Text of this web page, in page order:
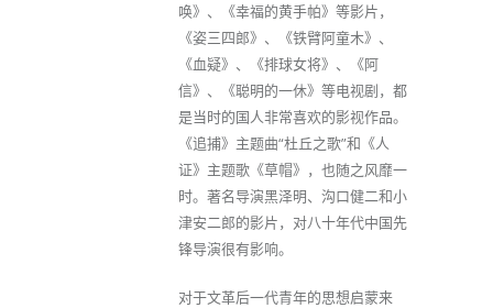
唤》、《幸福的黄手帕》等影片，
《姿三四郎》、《铁臂阿童木》、
《血疑》、《排球女将》、《阿
信》、《聪明的一休》等电视剧，都
是当时的国人非常喜欢的影视作品。
《追捕》主题曲“杜丘之歌”和《人
证》主题歌《草帽》，也随之风靡一
时。著名导演黑泽明、沟口健二和小
津安二郎的影片，对八十年代中国先
锋导演很有影响。
对于文革后一代青年的思想启蒙来